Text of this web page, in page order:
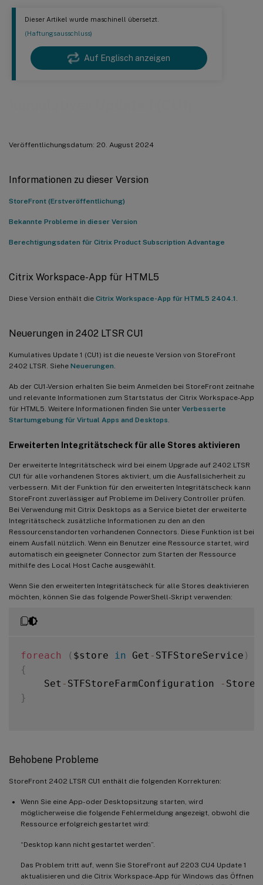
Dieser Artikel wurde maschinell übersetzt.
(Haftungsausschluss)
Auf Englisch anzeigen
Veröffentlichungsdatum: 20. August 2024
Informationen zu dieser Version
StoreFront (Erstveröffentlichung)
Bekannte Probleme in dieser Version
Berechtigungsdaten für Citrix Product Subscription Advantage
Citrix Workspace-App für HTML5
Diese Version enthält die Citrix Workspace-App für HTML5 2404.1
Neuerungen in 2402 LTSR CU1
Kumulatives Update 1 (CU1) ist die neueste Version von StoreFront
2402 LTSR. Siehe Neuerungen
Ab der CU1-Version erhalten Sie beim Anmelden bei StoreFront zeitnahe
und relevante Informationen zum Startstatus der Citrix Workspace-App
für HTML5. Weitere Informationen finden Sie unter Verbesserte
Startumgebung für Virtual Apps and Desktops
Erweiterten Integritätscheck für alle Stores aktivieren
Der erweiterte Integritätscheck wird bei einem Upgrade auf 2402 LTSR
CU1 für alle vorhandenen Stores aktiviert, um die Ausfallsicherheit zu
verbessern. Mit der Funktion für den erweiterten Integritätscheck kann
StoreFront zuverlässiger auf Probleme im Delivery Controller prüfen.
Bei Verwendung mit Citrix Desktops as a Service bietet der erweiterte
Integritätscheck zusätzliche Informationen zu den an den
Ressourcenstandorten vorhandenen Connectors. Diese Funktion ist bei
einem Ausfall nützlich. Wenn ein Benutzer eine Ressource startet, wird
automatisch ein geeigneter Connector zum Starten der Ressource
mithilfe des Local Host Cache ausgewählt.
Wenn Sie den erweiterten Integritätscheck für alle Stores deaktivieren
möchten, können Sie das folgende PowerShell-Skript verwenden:
foreach ( $store in Get - STFStoreService )
{
    Set
- STFStoreFarmConfiguration -
}
Behobene Probleme
StoreFront 2402 LTSR CU1 enthält die folgenden Korrekturen:
Wenn Sie eine App- oder Desktopsitzung starten, wird
möglicherweise die folgende Fehlermeldung angezeigt, obwohl die
Ressource erfolgreich gestartet wird:
“Desktop kann nicht gestartet werden”.
Das Problem tritt auf, wenn Sie StoreFront auf 2203 CU4 Update 1
aktualisieren und die Citrix Workspace-App für Windows das Öffnen